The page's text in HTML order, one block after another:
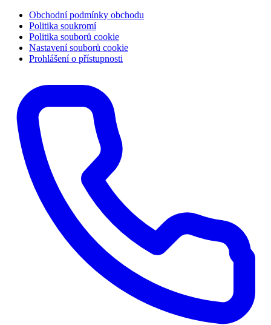
Obchodní podmínky obchodu
Politika soukromí
Politika souborů cookie
Nastavení souborů cookie
Prohlášení o přístupnosti